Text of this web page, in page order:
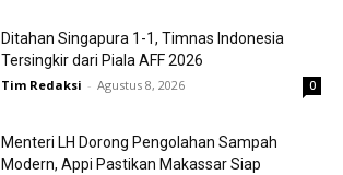
Ditahan Singapura 1-1, Timnas Indonesia
Tersingkir dari Piala AFF 2026
Tim Redaksi - Agustus 8, 2026 0
Menteri LH Dorong Pengolahan Sampah
Modern, Appi Pastikan Makassar Siap